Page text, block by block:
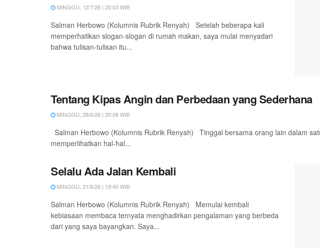
MINGGU, 12/7/26 | 20:03 WIB
Salman Herbowo (Kolumnis Rubrik Renyah) Setelah beberapa kali
memperhatikan slogan-slogan di rumah makan, saya mulai menyadari
bahwa tulisan-tulisan itu...
Tentang Kipas Angin dan Perbedaan yang Sederhana
MINGGU, 28/6/26 | 20:08 WIB
Salman Herbowo (Kolumnis Rubrik Renyah) Tinggal bersama orang lain dalam
memperlihatkan hal-hal...
Selalu Ada Jalan Kembali
MINGGU, 21/6/26 | 19:40 WIB
Salman Herbowo (Kolumnis Rubrik Renyah) Memulai kembali
kebiasaan membaca ternyata menghadirkan pengalaman yang berbeda
dari yang saya bayangkan. Saya...